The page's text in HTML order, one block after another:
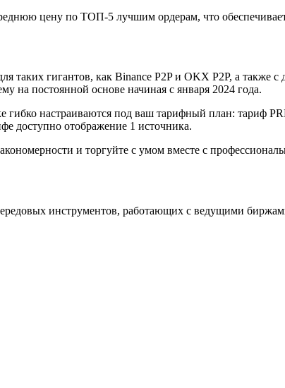
цену по ТОП-5 лучшим ордерам, что
таких гигантов, как Binance P2P и OKX P2P, а также
на постоянной основе начиная с января 2024 года.
настраиваются под ваш тарифный план: тариф
доступно отображение 1 источника.
и торгуйте с умом вместе с
инструментов, работающих с ведущими